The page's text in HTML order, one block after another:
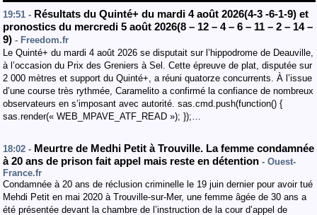
19:51 - Résultats du Quinté+ du mardi 4 août 2026(4-3 -6-1-9) et
pronostics du mercredi 5 août 2026(8 – 12 – 4 – 6 – 11 – 2 – 14 –
9) - Freedom.fr
Le Quinté+ du mardi 4 août 2026 se disputait sur l’hippodrome de Deauville,
à l’occasion du Prix des Greniers à Sel. Cette épreuve de plat, disputée sur
2 000 mètres et support du Quinté+, a réuni quatorze concurrents. À l’issue
d’une course très rythmée, Caramelito a confirmé la confiance de nombreux
observateurs en s’imposant avec autorité. sas.cmd.push(function() {
sas.render(« WEB_MPAVE_ATF_READ »); });…
18:02 - Meurtre de Medhi Petit à Trouville. La femme condamnée
à 20 ans de prison fait appel mais reste en détention - Ouest-
France.fr
Condamnée à 20 ans de réclusion criminelle le 19 juin dernier pour avoir tué
Mehdi Petit en mai 2020 à Trouville-sur-Mer, une femme âgée de 30 ans a
été présentée devant la chambre de l’instruction de la cour d’appel de